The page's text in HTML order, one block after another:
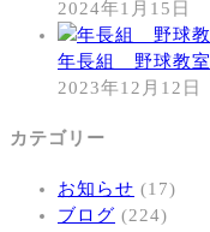
2024年1月15日
年長組 野球教室
2023年12月12日
カテゴリー
お知らせ (17)
ブログ (224)